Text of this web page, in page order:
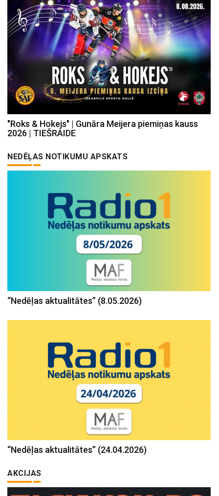
"Roks & Hokejs" | Gunāra Meijera piemiņas kauss
2026 | TIEŠRAIDE
NEDĒĻAS NOTIKUMU APSKATS
“Nedēļas aktualitātes” (8.05.2026)
“Nedēļas aktualitātes” (24.04.2026)
AKCIJAS